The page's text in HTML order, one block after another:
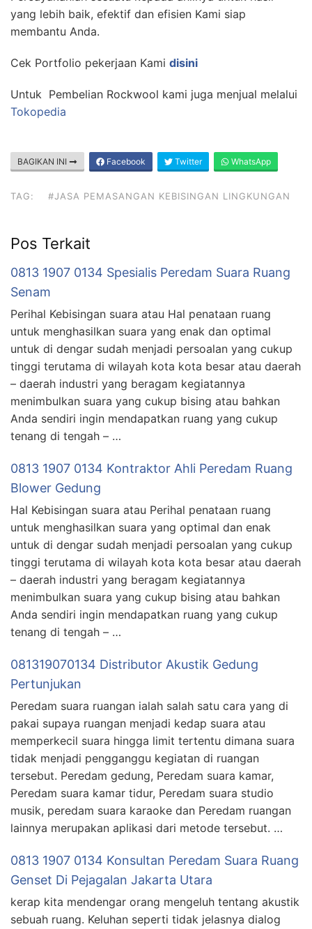
yang lebih baik, efektif dan efisien Kami siap
membantu Anda.
Cek Portfolio pekerjaan Kami disini
Untuk Pembelian Rockwool kami juga menjual melalui
Tokopedia
BAGIKAN INI Facebook Twitter WhatsApp
TAG: #JASA PEMASANGAN KEBISINGAN LINGKUNGAN
Pos Terkait
0813 1907 0134 Spesialis Peredam Suara Ruang
Senam
Perihal Kebisingan suara atau Hal penataan ruang
untuk menghasilkan suara yang enak dan optimal
untuk di dengar sudah menjadi persoalan yang cukup
tinggi terutama di wilayah kota kota besar atau daerah
– daerah industri yang beragam kegiatannya
menimbulkan suara yang cukup bising atau bahkan
Anda sendiri ingin mendapatkan ruang yang cukup
tenang di tengah – …
0813 1907 0134 Kontraktor Ahli Peredam Ruang
Blower Gedung
Hal Kebisingan suara atau Perihal penataan ruang
untuk menghasilkan suara yang optimal dan enak
untuk di dengar sudah menjadi persoalan yang cukup
tinggi terutama di wilayah kota kota besar atau daerah
– daerah industri yang beragam kegiatannya
menimbulkan suara yang cukup bising atau bahkan
Anda sendiri ingin mendapatkan ruang yang cukup
tenang di tengah – …
081319070134 Distributor Akustik Gedung
Pertunjukan
Peredam suara ruangan ialah salah satu cara yang di
pakai supaya ruangan menjadi kedap suara atau
memperkecil suara hingga limit tertentu dimana suara
tidak menjadi pengganggu kegiatan di ruangan
tersebut. Peredam gedung, Peredam suara kamar,
Peredam suara kamar tidur, Peredam suara studio
musik, peredam suara karaoke dan Peredam ruangan
lainnya merupakan aplikasi dari metode tersebut. …
0813 1907 0134 Konsultan Peredam Suara Ruang
Genset Di Pejagalan Jakarta Utara
kerap kita mendengar orang mengeluh tentang akustik
sebuah ruang. Keluhan seperti tidak jelasnya dialog